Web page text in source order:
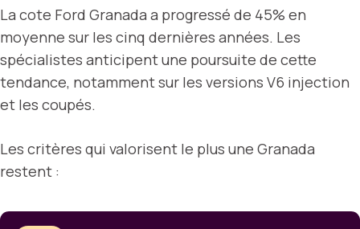
La cote Ford Granada a progressé de 45% en
moyenne sur les cinq dernières années. Les
spécialistes anticipent une poursuite de cette
tendance, notamment sur les versions V6 injection
et les coupés.
Les critères qui valorisent le plus une Granada
restent :